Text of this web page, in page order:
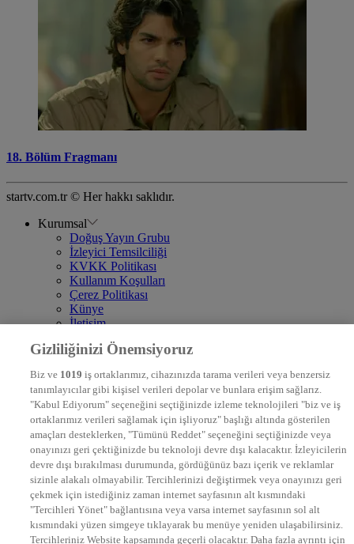
18. Bölüm Fragmanı
startv.com.tr © Her hakkı saklıdır.
Kurumsal
Doğuş Yayın Grubu
İzleyici Temsilciliği
KVKK Politikası
Kullanım Koşulları
Çerez Politikası
Künye
İletişim
DYG Televizyonlar
STAR
EURO STAR
KRAL POP TV
DYG Radyolar
NTV RADYO
KRAL FM
KRAL POP
EKSEN
VOYAGE
DYG Dijital
ntv.com.tr
ntvspor.net
Gizliliğinizi Önemsiyoruz
Biz ve 1019 iş ortaklarımız, cihazınızda tarama verileri veya benzersiz
tanımlayıcılar gibi kişisel verileri depolar ve bunlara erişim sağlarız.
"Kabul Ediyorum" seçeneğini seçtiğinizde izleme teknolojileri "biz ve iş
ortaklarımız verileri sağlamak için işliyoruz" başlığı altında gösterilen
amaçları desteklerken, "Tümünü Reddet" seçeneğini seçtiğinizde veya
onayınızı geri çektiğinizde bu teknoloji devre dışı kalacaktır. İzleyicilerin
devre dışı bırakılması durumunda, gördüğünüz bazı içerik ve reklamlar
sizinle alakalı olmayabilir. Tercihlerinizi değiştirmek veya onayınızı geri
çekmek için istediğiniz zaman internet sayfasının alt kısmındaki
"Tercihleri Yönet" bağlantısına veya varsa internet sayfasının sol alt
kısmındaki yüzen simgeye tıklayarak bu menüye yeniden ulaşabilirsiniz.
Tercihleriniz Website kapsamında geçerli olacaktır. Daha fazla ayrıntı için